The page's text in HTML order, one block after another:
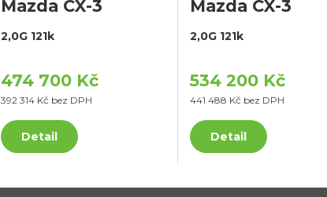
Mazda CX-3
2,0G 121k
474 700 Kč
392 314 Kč bez DPH
Detail
Mazda CX-3
2,0G 121k
534 200 Kč
441 488 Kč bez DPH
Detail